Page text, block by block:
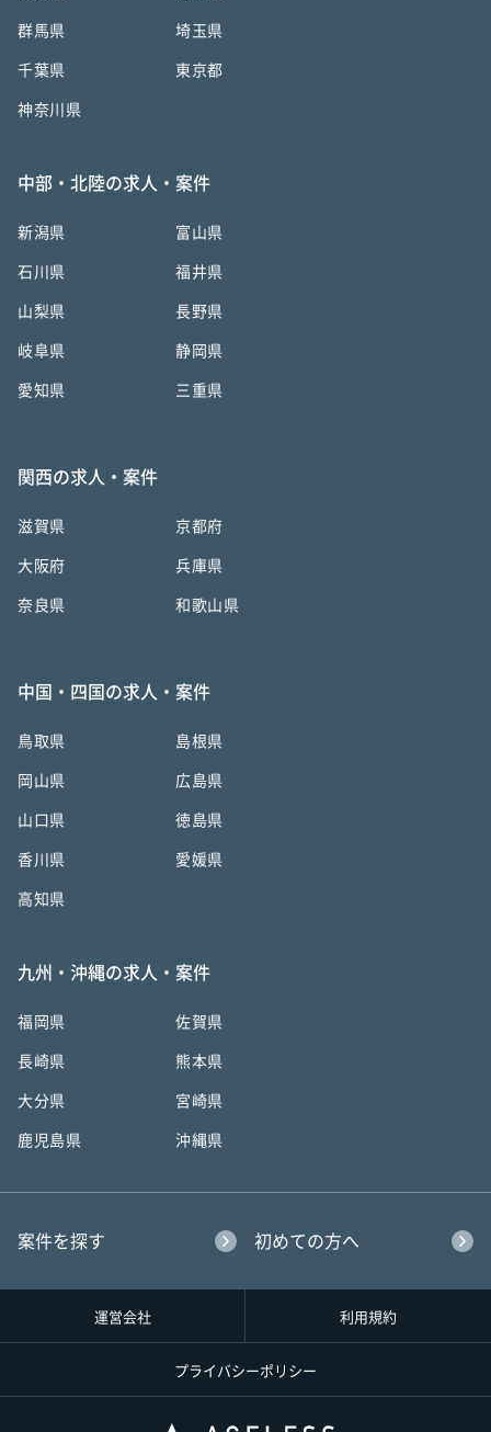
群馬県 埼玉県
千葉県 東京都
神奈川県
中部・北陸の求人・案件
新潟県 富山県
石川県 福井県
山梨県 長野県
岐阜県 静岡県
愛知県 三重県
関西の求人・案件
滋賀県 京都府
大阪府 兵庫県
奈良県 和歌山県
中国・四国の求人・案件
鳥取県 島根県
岡山県 広島県
山口県 徳島県
香川県 愛媛県
高知県
九州・沖縄の求人・案件
福岡県 佐賀県
長崎県 熊本県
大分県 宮崎県
鹿児島県 沖縄県
案件を探す 初めての方へ
運営会社 利用規約
プライバシーポリシー